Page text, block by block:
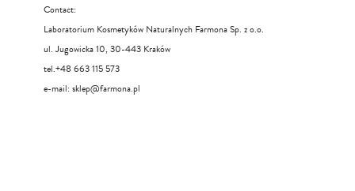
Contact:
Laboratorium Kosmetyków Naturalnych Farmona Sp. z o.o.
ul. Jugowicka 10, 30-443 Kraków
tel.+48 663 115 573
e-mail: sklep@farmona.pl